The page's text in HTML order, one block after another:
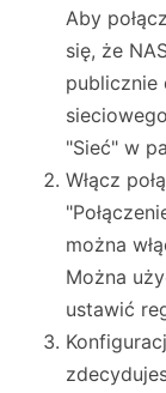
Aby
się, że
publicznie
"Sieć" w
Włącz
można
Można
ustawić